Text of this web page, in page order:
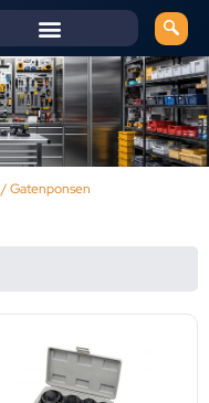
/ Gatenponsen